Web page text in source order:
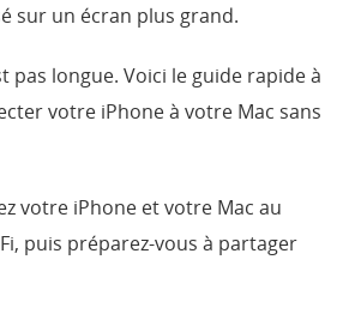
sur un écran plus grand.
pas longue. Voici le guide rapide à
votre iPhone à votre Mac sans
votre iPhone et votre Mac au
puis préparez-vous à partager